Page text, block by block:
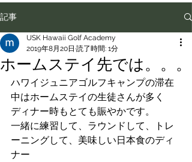
記事
ホームステイ先では。。。
USK Hawaii Golf Academy
2019年8月20日 読了時間: 1分
ハワイジュニアゴルフキャンプの滞在
中はホームステイの生徒さんが多く
ディナー時もとても賑やかです。
一緒に練習して、ラウンドして、トレ
ーニングして、美味しい日本食のディ
ナー